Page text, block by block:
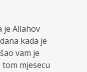
je Allahov
kada je
vam je
tom mjesecu